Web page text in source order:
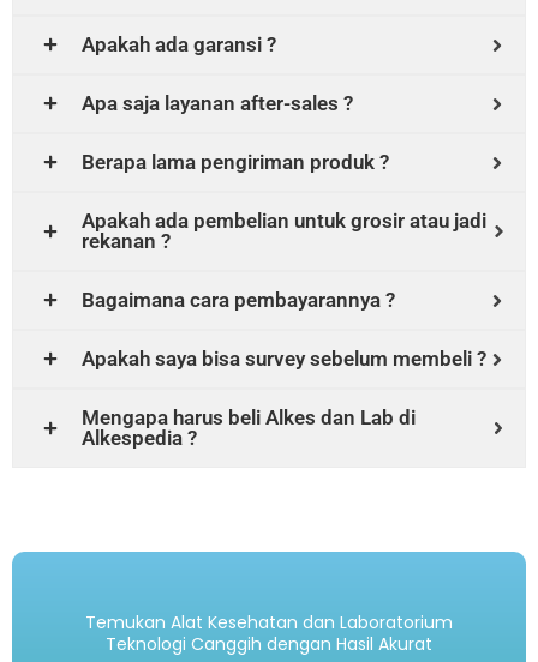
Apakah ada garansi ?
Apa saja layanan after-sales ?
Berapa lama pengiriman produk ?
Apakah ada pembelian untuk grosir atau jadi
rekanan ?
Bagaimana cara pembayarannya ?
Apakah saya bisa survey sebelum membeli ?
Mengapa harus beli Alkes dan Lab di
Alkespedia ?
Temukan Alat Kesehatan dan Laboratorium
Teknologi Canggih dengan Hasil Akurat